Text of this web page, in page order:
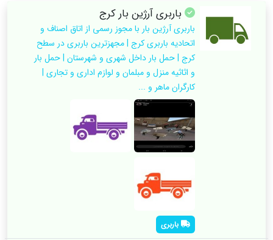
باربری آرژین بار کرج
باربری آرژین بار با مجوز رسمی از اتاق اصناف و
اتحادیه باربری کرج | مجهزترین باربری در سطح
کرج | حمل بار داخل شهری و شهرستان | حمل بار
و اثاثیه منزل و مبلمان و لوازم اداری و تجاری |
کارگران ماهر و ...
باربری